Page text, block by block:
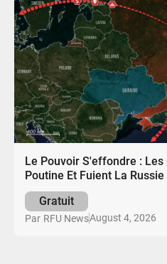
Le Pouvoir S'effondre :
Poutine Et Fuient La Russie
Gratuit
Par RFU NewsAugust 4, 2026